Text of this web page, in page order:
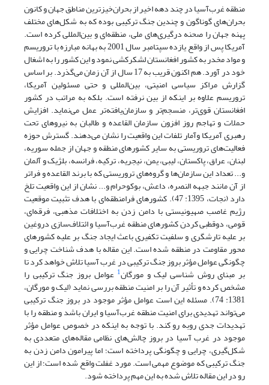
منطقه غرب‌آسیا در چند دهه اخیر از بحران‌خیزترین مناطق جهان و کانون
بحران‌های گوناگون و چندین جنگ ترکیبی بوده که به شکل‌های مختلف
پهنه جهان را صحنه درگیری‌های ملی، منطقه‌ای و بین‌المللی کرده است.
آمریکا پس از واقع یازده سپتامبر سال 2001 به بهانه مبارزه با تروریسم
و مواد مخدر به کشور افغانستان لشکرکشی نمود و این کشور را به اشغال
خود در آورد. هم اکنون قریب به 17 سال از آن زمان می‌گذرد. بر اساس
گزارش مراکز سیاسی امنیتی، بین‌المللی و حتی مسئولین آمریکا،
تروریسم علاوه بر اینکه از بین نرفته است. بلکه به مراتب در کشور
افغانستان قوی‌تر، منسجم‌تر و سازمان‌یافته‌تر عمل می‌نماید. افزایش
حملات و تهاجم روز افزون سازمان القاعده و طالبان به نیروهای تحت
رهبری آمریکا وآمار تلفات این واقعیت را نشان می‌دهند. گسترش حوزه
فعالیت‌های تروریستی به سایر کشورهای منطقه و جهان از جمله سوریه،
لبنان، عراق، پاکستان، لیبی، یمن، نیجریه، ترکیه، فرانسه، بلژیک و آلمان
و... تعداد این سازمان‌ها و گروه‌های تروریستی که با برند القاعده و فراتر
از آن مانند جبهه النصره، داعش، بوکوحرام و... نشان از این واقعیت تلخ
دارد (نجات، 1395: 47). کشورهای فرامنطقه‌ای با هدف تثبیت موقعیت
رژیم غاصب صهیونیستی با دامن زدن به اختلافات مذهبی، فرقه‌ای،
قومی، دوقطبی کردن کشورهای منطقه غرب‌آسیا و ائتلاف‌سازی دروغین
بر علیه تارشگری و سلفیت تکفیری باعث ایجاد جنگ بر علیه کشورهای
محور مقاومت در منطقه شده است. این مقاله با هدف شناخت چرایی و
چگونگی عوامل مؤثر بروز جنگ ترکیبی در غرب آسیا تلاش خواهد کرد تا
بر مبنای روش شناسی لیک و مورگان1 عوامل بروز جنگ ترکیبی را
مشخص کرده و تأثیر آن را بر امنیت منطقه بررسی نماید (لیک و مورگان،
1381: 74). مسئله این است عوامل مؤثر موجود در بروز جنگ ترکیبی
می‌تواند تهدیدی برای امنیت منطقه غرب‌آسیا و ایران باشد و منطقه را با
تهدیدات جدی روبه رو کند. با توجه به اینکه در خصوص عوامل مؤثر
موجود در غرب آسیا در بروز چالش‌های نظامی مقاله‌های متعددی به
شکل‌گیری، چرایی و چگونگی پرداخته است؛ اما پیرامون دامن زدن به
جنگ ترکیبی که موضوع مهمی است. مورد غفلت واقع شده است؛ از این
رو در این مقاله تلاش شده به این مهم پرداخته شود.